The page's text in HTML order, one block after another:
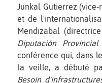
Junkal Gutierrez
et de
Mendizabal
Diputación
conférence qui, dans
la veille, a débuté
Besoin